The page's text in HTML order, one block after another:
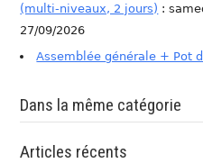
(multi-niveaux, 2 jours) :
27/09/2026
Assemblée générale + Pot
Dans la même catégorie
Articles récents